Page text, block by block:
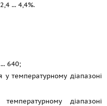
... 4,4%.
640;
у температурному діапазоні
температурному діапазоні